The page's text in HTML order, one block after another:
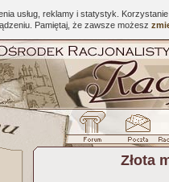
usług, reklamy i statystyk.
Pamiętaj, że zawsze możesz
Złota